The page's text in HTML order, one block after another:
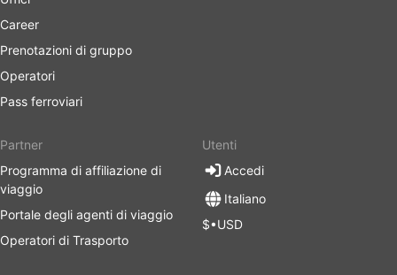
Career
Prenotazioni di gruppo
Operatori
Pass ferroviari
Partner
Programma di affiliazione di
viaggio
Portale degli agenti di viaggio
Operatori di Trasporto
Utenti
Accedi
Italiano
$•USD